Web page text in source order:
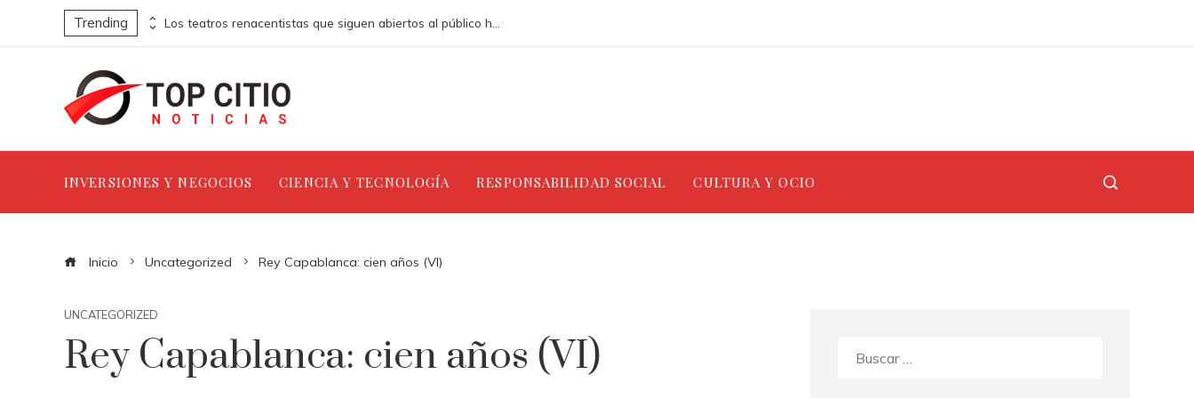
Trending Los ordenadores que abrieron nuevas fronteras en la informática
INVERSIONES Y NEGOCIOS CIENCIA Y TECNOLOGÍA RESPONSABILIDAD SOCIAL CULTURA Y OCIO
Inicio Uncategorized Rey Capablanca: cien años (VI)
UNCATEGORIZED
Rey Capablanca: cien años (VI)